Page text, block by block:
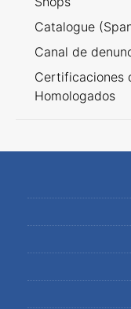
Catalogue
Canal de
Certificaciones
Homologados